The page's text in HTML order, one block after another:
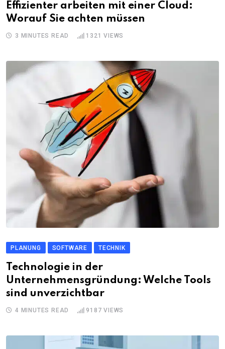
Effizienter arbeiten mit einer Cloud:
Worauf Sie achten müssen
3 MINUTES READ 1321 VIEWS
PLANUNG SOFTWARE TECHNIK
Technologie in der
Unternehmensgründung: Welche Tools
sind unverzichtbar
4 MINUTES READ 9187 VIEWS